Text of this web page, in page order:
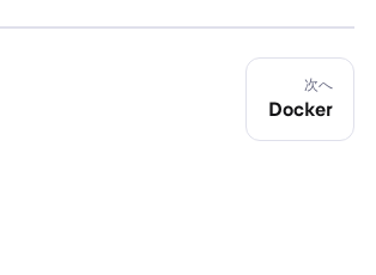
次へ
Docker